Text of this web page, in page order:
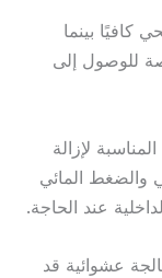
كافيًا بينما
للوصول إلى
لإزالة
والضغط المائي
عند الحاجة.
عشوائية قد